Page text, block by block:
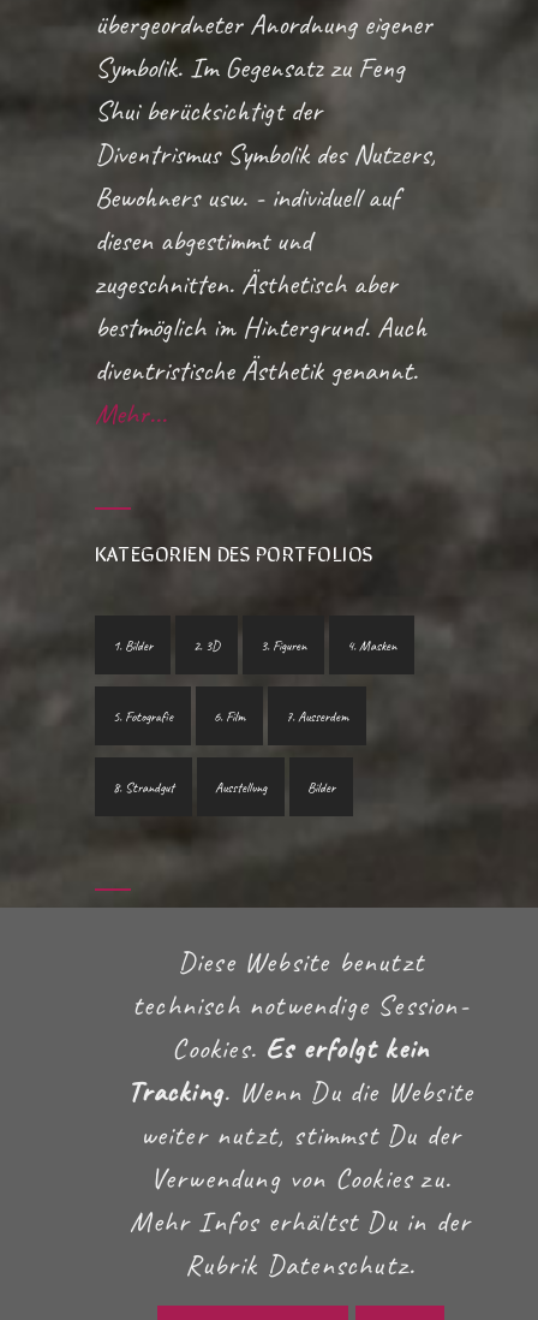
übergeordneter Anordnung eigener
Symbolik. Im Gegensatz zu Feng
Shui berücksichtigt der
Diventrismus Symbolik des Nutzers,
Bewohners usw. - individuell auf
diesen abgestimmt und
zugeschnitten. Ästhetisch aber
bestmöglich im Hintergrund. Auch
diventristische Ästhetik genannt.
Mehr...
KATEGORIEN DES PORTFOLIOS
1. Bilder 2. 3D 3. Figuren 4. Masken
5. Fotografie 6. Film 7. Ausserdem
8. Strandgut Ausstellung Bilder
IMPRESSUM DATENSCHUTZ
Diese Website benutzt
technisch notwendige Session-
Cookies. Es erfolgt kein
Tracking. Wenn Du die Website
weiter nutzt, stimmst Du der
Verwendung von Cookies zu.
Mehr Infos erhältst Du in der
Rubrik Datenschutz.